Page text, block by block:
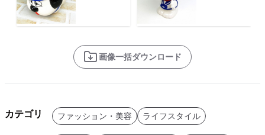
画像一括ダウンロード
カテゴリ ファッション・美容 ライフスタイル